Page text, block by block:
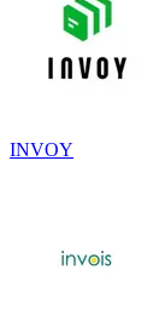
INVOY